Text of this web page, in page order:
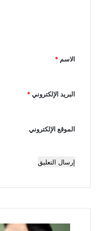
ق
الاسم *
البريد الإلكتروني*
الموقع الإلكتروني